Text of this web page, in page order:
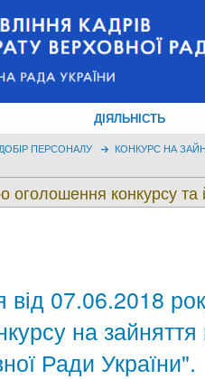
ДІЯЛЬНІСТЬ
ДОБІР ПЕРСОНАЛУ КОНКУРС НА
конкурсу та
від 07.06.2018
на
Ради України".